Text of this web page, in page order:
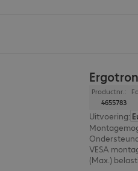
Productnr.:
4655783
Uitvoering:
VESA
(Max.)